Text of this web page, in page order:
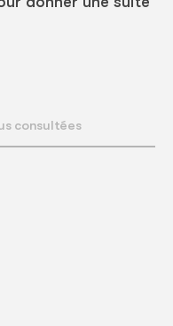
consultées